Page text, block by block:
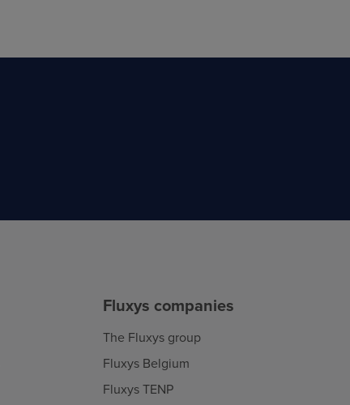
Fluxys companies
The Fluxys group
Fluxys Belgium
Fluxys TENP